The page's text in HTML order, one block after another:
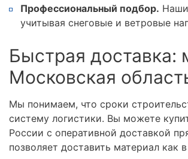
Профессиональный подбор.
учитывая снеговые и ветровые
Быстрая доставка:
Московская
Мы понимаем, что сроки
систему логистики. Вы можете
России с оперативной доставкой
позволяет доставить материал